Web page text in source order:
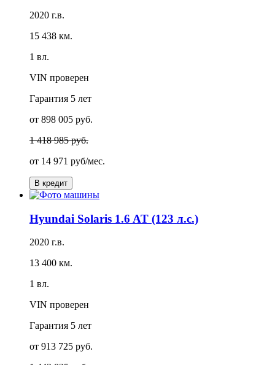
2020 г.в.
15 438 км.
1 вл.
VIN проверен
Гарантия 5 лет
от 898 005 руб.
1 418 985 руб.
от 14 971 руб/мес.
В кредит
Hyundai Solaris 1.6 AT (123 л.с.)
2020 г.в.
13 400 км.
1 вл.
VIN проверен
Гарантия 5 лет
от 913 725 руб.